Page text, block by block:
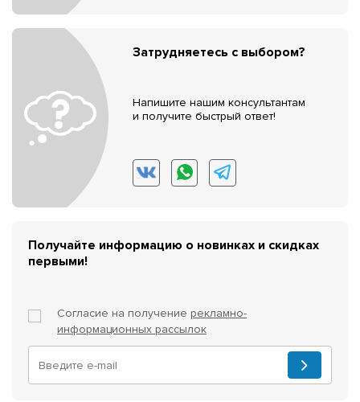
Затрудняетесь с выбором?
Напишите нашим консультантам
и получите быстрый ответ!
Получайте информацию о новинках и скидках
первыми!
Согласие на получение рекламно-
информационных рассылок